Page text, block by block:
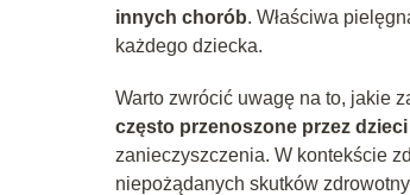
innych chorób. Właściwa
każdego dziecka.
Warto zwrócić uwagę na to, jakie
często przenoszone przez
zanieczyszczenia. W kontekście
niepożądanych skutków